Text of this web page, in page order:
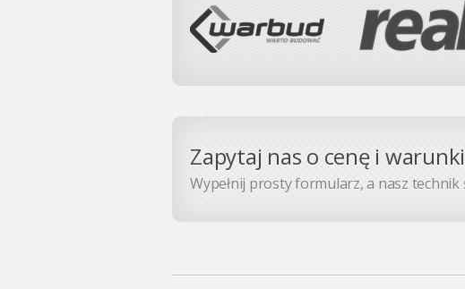
Zapytaj nas o cenę i warunki
Wypełnij prosty formularz, a nasz